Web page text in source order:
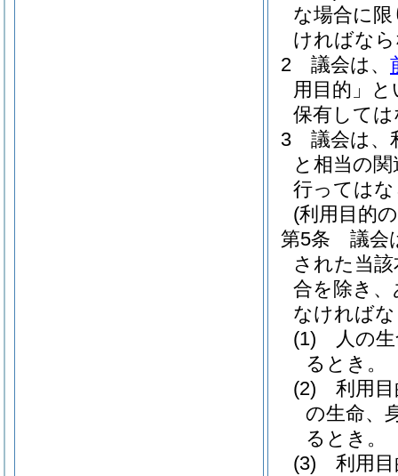
な場合に
ければな
2
議会は、
用目的」
保有して
3
議会は、
と相当の
行っては
(利用目的
第5条
議会
された当
合を除き
なければ
(1)
人の
るとき。
(2)
利用
の生命、
るとき。
(3)
利用